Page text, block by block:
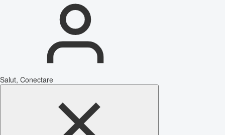
Salut, Conectare